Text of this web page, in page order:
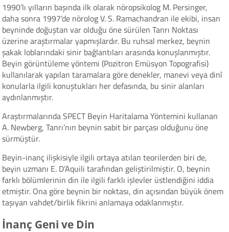
1990’lı yılların başında ilk olarak nöropsikolog M. Persinger,
daha sonra 1997’de nörolog V. S. Ramachandran ile ekibi, insan
beyninde doğuştan var olduğu öne sürülen Tanrı Noktası
üzerine araştırmalar yapmışlardır. Bu ruhsal merkez, beynin
şakak loblarındaki sinir bağlantıları arasında konuşlanmıştır.
Beyin görüntüleme yöntemi (Pozitron Emüsyon Topografisi)
kullanılarak yapılan taramalara göre denekler, manevi veya dinî
konularla ilgili konuştukları her defasında, bu sinir alanları
aydınlanmıştır.
Araştırmalarında SPECT Beyin Haritalama Yöntemini kullanan
A. Newberg, Tanrı’nın beynin sabit bir parçası olduğunu öne
sürmüştür.
Beyin-inanç ilişkisiyle ilgili ortaya atılan teorilerden biri de,
beyin uzmanı E. D’Aquili tarafından geliştirilmiştir. O, beynin
farklı bölümlerinin din ile ilgili farklı işlevler üstlendiğini iddia
etmiştir. Ona göre beynin bir noktası, din açısından büyük önem
taşıyan vahdet/birlik fikrini anlamaya odaklanmıştır.
İnanç Geni ve Din